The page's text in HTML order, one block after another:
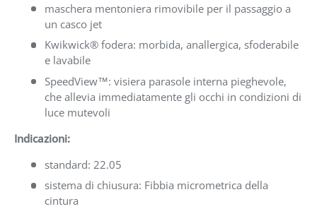
maschera mentoniera rimovibile per il passaggio a
un casco jet
Kwikwick® fodera: morbida, anallergica, sfoderabile
e lavabile
SpeedView™: visiera parasole interna pieghevole,
che allevia immediatamente gli occhi in condizioni di
luce mutevoli
Indicazioni:
standard: 22.05
sistema di chiusura: Fibbia micrometrica della
cintura